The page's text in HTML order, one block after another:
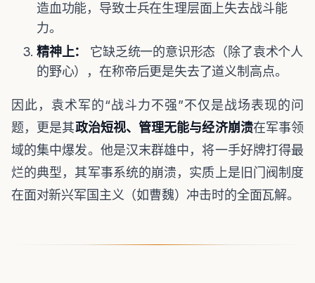
造血功能，导致士兵在生理层面上失去战斗能
力。
精神上：
它缺乏统一的意识形态（除了袁术个人
的野心），在称帝后更是失去了道义制高点。
因此，袁术军的“战斗力不强”不仅是战场表现的问
题，更是其政治短视、管理无能与经济崩溃在军事领
域的集中爆发。他是汉末群雄中，将一手好牌打得最
烂的典型，其军事系统的崩溃，实质上是旧门阀制度
在面对新兴军国主义（如曹魏）冲击时的全面瓦解。